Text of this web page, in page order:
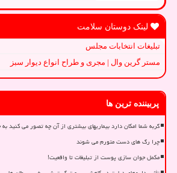
لینک دوستان سلامت
تبلیغات انتخابات مجلس
مستر گرین وال | مجری و طراح انواع دیوار سبز
پربیننده ترین ها
گربه شما امکان دارد بیماریهای بیشتری از آن چه تصور می کنید به
چرا رگ های دست متورم می شوند
مکمل جوان سازی پوست از تبلیغات تا واقعیت!